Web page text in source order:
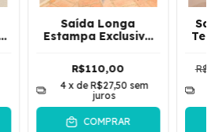
Saída Longa
Estampa Exclusiva
Manga Flare Jessy |
Salmon
R$110,00
4 x deR$27,50 sem
juros
COMPRAR